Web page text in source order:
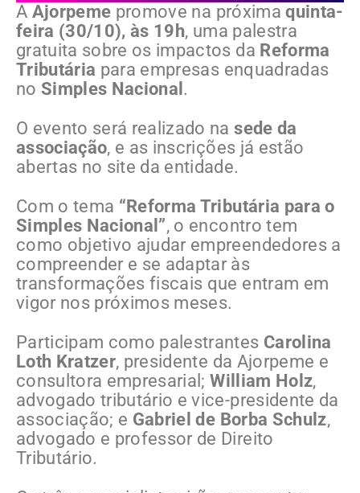
A Ajorpeme promove na próximaquinta-
feira (30/10), às 19h, uma palestra
gratuita sobre os impactos da Reforma
Tributária para empresas enquadradas
noSimples Nacional .
O evento será realizado nasede da
associação, e as inscrições já estão
abertas no site da entidade.
Com o tema “Reforma Tributária para o
Simples Nacional”, o encontro tem
como objetivo ajudar empreendedores a
compreender e se adaptar às
transformações fiscais que entram em
vigor nos próximos meses.
Participam como palestrantes Carolina
Loth Kratzer, presidente da Ajorpeme e
consultora empresarial;William Holz,
advogado tributário e vice-presidente da
associação; e Gabriel de Borba Schulz,
advogado e professor de Direito
Tributário.